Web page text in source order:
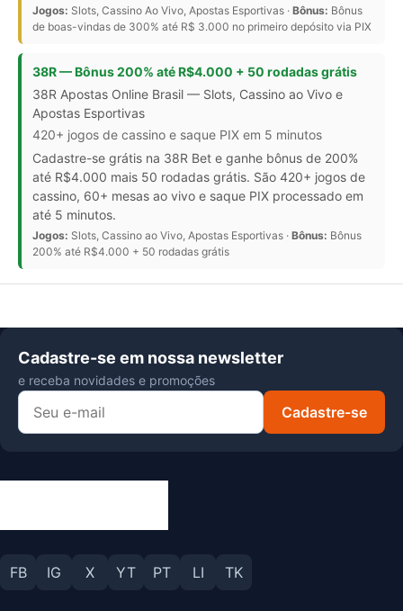
Jogos: Slots, Cassino Ao Vivo, Apostas Esportivas · Bônus: Bônus
de boas-vindas de 300% até R$ 3.000 no primeiro depósito via PIX
38R — Bônus 200% até R$4.000 + 50 rodadas grátis
38R Apostas Online Brasil — Slots, Cassino ao Vivo e
Apostas Esportivas
420+ jogos de cassino e saque PIX em 5 minutos
Cadastre-se grátis na 38R Bet e ganhe bônus de 200%
até R$4.000 mais 50 rodadas grátis. São 420+ jogos de
cassino, 60+ mesas ao vivo e saque PIX processado em
até 5 minutos.
Jogos: Slots, Cassino ao Vivo, Apostas Esportivas · Bônus: Bônus
200% até R$4.000 + 50 rodadas grátis
Cadastre-se em nossa newsletter
e receba novidades e promoções
Cadastre-se
FB IG X YT PT LI TK